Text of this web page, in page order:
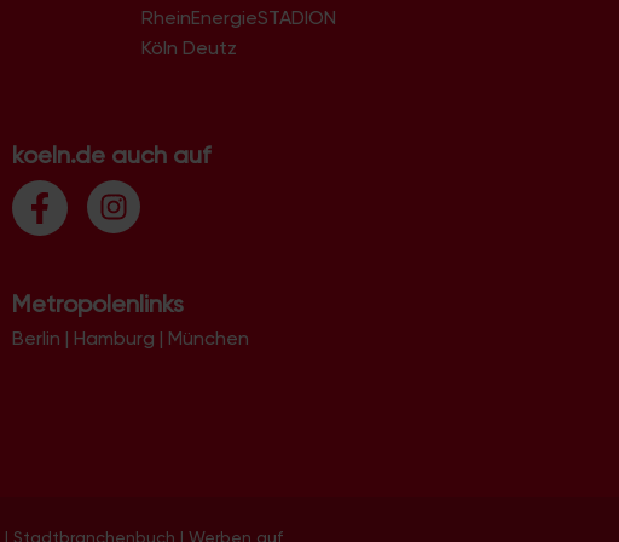
RheinEnergieSTADION
Köln Deutz
koeln.de auch auf
Metropolenlinks
Berlin | Hamburg | München
| Stadtbranchenbuch | Werben auf